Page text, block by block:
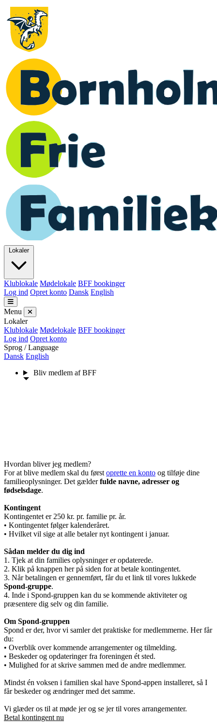
Lokaler
Klublokale Mødelokale BFF bookinger
Log ind Opret konto Dansk English
Menu
Lokaler
Klublokale Mødelokale BFF bookinger
Log ind Opret konto
Sprog / Language
Dansk English
Bliv medlem af BFF
Hvordan bliver jeg medlem?
For at blive medlem skal du først oprette en konto og tilføje dine
familieoplysninger. Det gælderfulde navne, adresser og
fødselsdage.
Kontingent
Kontingentet er 250 kr. pr. familie pr. år.
• Kontingentet følger kalenderåret.
• Hvilket vil sige at alle betaler nyt kontingent i januar.
Sådan melder du dig ind
1. Tjek at din families oplysninger er opdaterede.
2. Klik på knappen her på siden for at betale kontingentet.
3. Når betalingen er gennemført, får du et link til vores lukkede
Spond-gruppe.
4. Inde i Spond-gruppen kan du se kommende aktiviteter og
præsentere dig selv og din familie.
Om Spond-gruppen
Spond er der, hvor vi samler det praktiske for medlemmerne. Her får
du:
• Overblik over kommende arrangementer og tilmelding.
• Beskeder og opdateringer fra foreningen ét sted.
• Mulighed for at skrive sammen med de andre medlemmer.
Mindst én voksen i familien skal have Spond-appen installeret, så I
får beskeder og ændringer med det samme.
Vi glæder os til at møde jer og se jer til vores arrangementer.
Betal kontingent nu